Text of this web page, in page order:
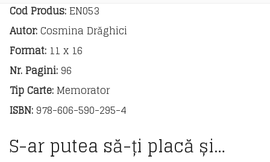
Cod Produs: EN053
Autor:Cosmina Drăghici
Format: 11 x 16
Nr. Pagini:96
Tip Carte: Memorator
ISBN:978-606-590-295-4
S-ar putea să-ți placă și…